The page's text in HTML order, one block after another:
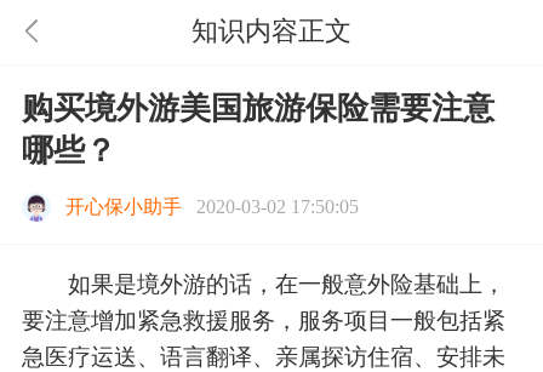
知识内容正文
购买境外游美国旅游保险需要注意
哪些？
开心保小助手 2020-03-02 17:50:05
如果是境外游的话，在一般意外险基础上，
要注意增加紧急救援服务，服务项目一般包括紧
急医疗运送、语言翻译、亲属探访住宿、安排未